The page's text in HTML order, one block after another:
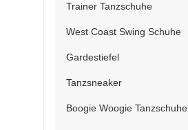
Trainer Tanzschuhe
West Coast Swing Schuhe
Gardestiefel
Tanzsneaker
Boogie Woogie Tanzschuhe